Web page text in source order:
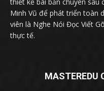
Minh Vũ để phát triển toàn
viên là Nghe Nói Đọc Viết
thực tế.
MASTEREDU